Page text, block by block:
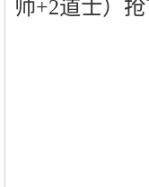
师+2道士）